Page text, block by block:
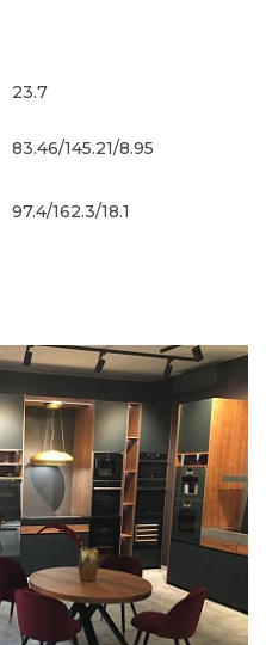
23.7
83.46/145.21/8.95
97.4/162.3/18.1